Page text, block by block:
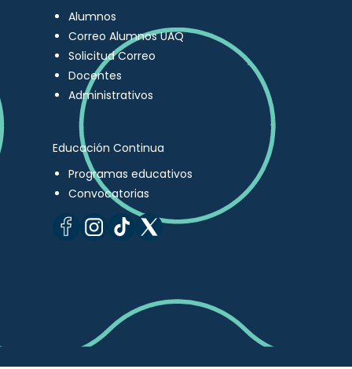
Alumnos
Correo Alumnos UAQ
Solicitud Correo
Docentes
Administrativos
Educación Continua
Programas educativos
Convocatorias